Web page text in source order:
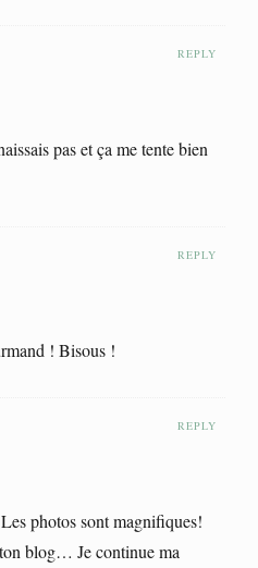
REPLY
pas et ça me tente bien
REPLY
! Bisous !
REPLY
photos sont magnifiques!
blog… Je continue ma